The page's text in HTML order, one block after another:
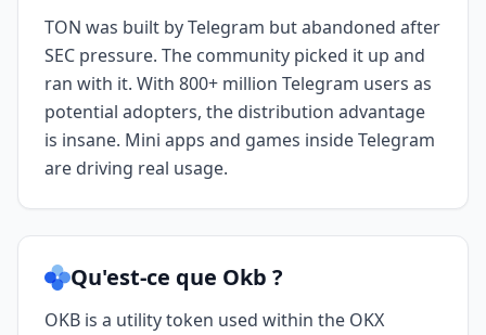
TON was built by Telegram but abandoned after
SEC pressure. The community picked it up and
ran with it. With 800+ million Telegram users as
potential adopters, the distribution advantage
is insane. Mini apps and games inside Telegram
are driving real usage.
Qu'est-ce que Okb ?
OKB is a utility token used within the OKX